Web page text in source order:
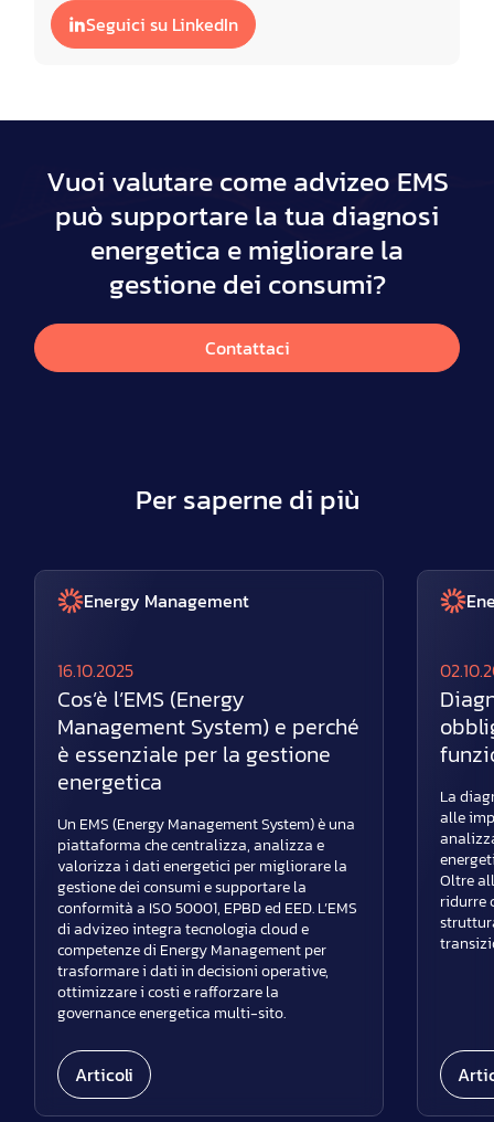
Seguici su LinkedIn
Vuoi valutare come advizeo EMS
può supportare la tua diagnosi
energetica e migliorare la
gestione dei consumi?
Contattaci
Per saperne di più
Energy Management
16.10.2025
Cos’è l’EMS (Energy
Management System) e perché
è essenziale per la gestione
energetica
Un EMS (Energy Management System) è una
piattaforma che centralizza, analizza e
valorizza i dati energetici per migliorare la
gestione dei consumi e supportare la
conformità a ISO 50001, EPBD ed EED. L’EMS
di advizeo integra tecnologia cloud e
competenze di Energy Management per
trasformare i dati in decisioni operative,
ottimizzare i costi e rafforzare la
governance energetica multi-sito.
Articoli
La
alle
Oltre
ridurre